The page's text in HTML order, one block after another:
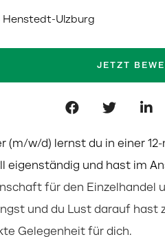
Henstedt-Ulzburg
JETZT
(m/w/d) lernst du in einer
eigenständig und hast im
für den Einzelhandel
und du Lust darauf hast
Gelegenheit für dich.